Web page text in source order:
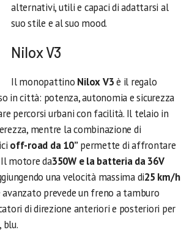
alternativi, utili e capaci di adattarsi al
suo stile e al suo mood.
Nilox V3
Il monopattino Nilox V3è il regalo
in città: potenza, autonomia e sicurezza
percorsi urbani con facilità. Il telaio in
mentre la combinazione di
off-road da 10”permette di affrontare
motore da350W e la batteria da 36V
una velocità massima di25 km/h
prevede un freno a tamburo
di direzione anteriori e posteriori per
blu.